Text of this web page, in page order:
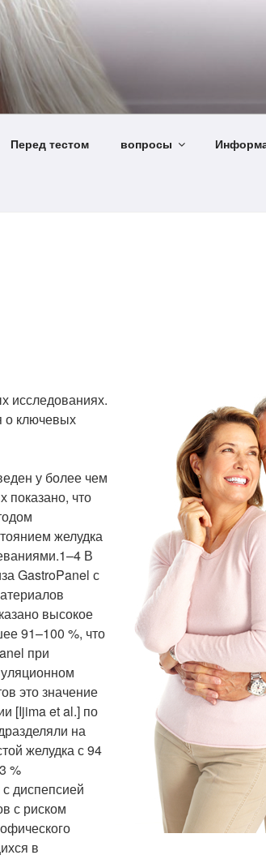
Перед тестом вопросы
исследованиях.
о ключевых
у более чем
показано, что
желудка
В
GastroPanel с
высокое
91–100 %, что
при
это значение
[Ijima et al.] по
на
желудка с 94
%
диспепсией
с риском
в